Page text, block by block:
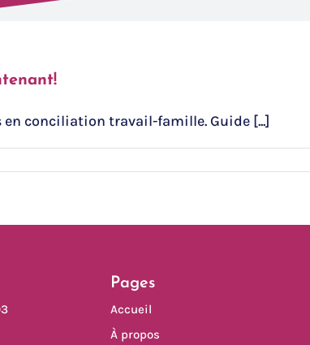
conciliation travail-famille. Guide [...]
Pages
Accueil
À propos